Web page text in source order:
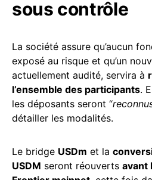
sous contrôle
La société assure qu’aucun
exposé au risque et qu’un
actuellement audité, servira à
l’ensemble des participants.
les déposants seront “
détailler les modalités.
Le bridge USDm et la
USDM seront réouverts avant